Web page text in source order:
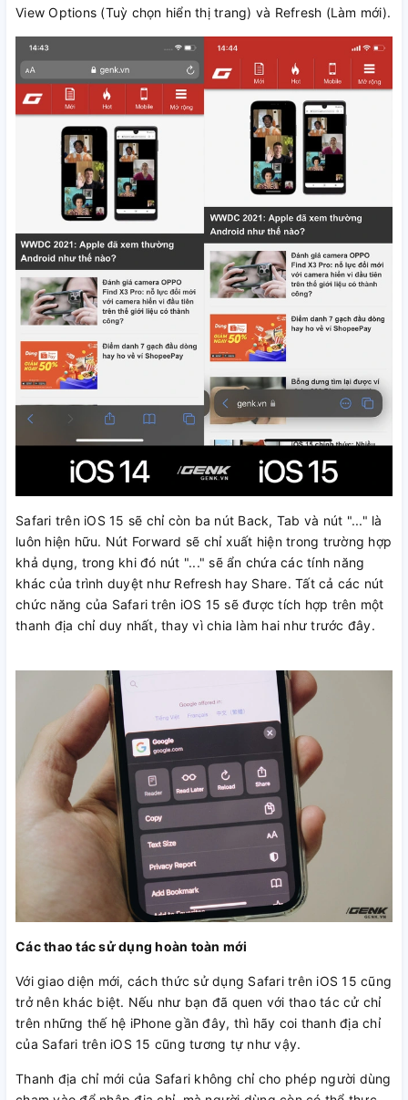
View Options (Tuỳ chọn hiển thị trang) và Refresh (Làm mới).
Safari trên iOS 15 sẽ chỉ còn ba nút Back, Tab và nút "..." là
luôn hiện hữu. Nút Forward sẽ chỉ xuất hiện trong trường hợp
khả dụng, trong khi đó nút "..." sẽ ẩn chứa các tính năng
khác của trình duyệt như Refresh hay Share. Tất cả các nút
chức năng của Safari trên iOS 15 sẽ được tích hợp trên một
thanh địa chỉ duy nhất, thay vì chia làm hai như trước đây.
Các thao tác sử dụng hoàn toàn mới
Với giao diện mới, cách thức sử dụng Safari trên iOS 15 cũng
trở nên khác biệt. Nếu như bạn đã quen với thao tác cử chỉ
trên những thế hệ iPhone gần đây, thì hãy coi thanh địa chỉ
của Safari trên iOS 15 cũng tương tự như vậy.
Thanh địa chỉ mới của Safari không chỉ cho phép người dùng